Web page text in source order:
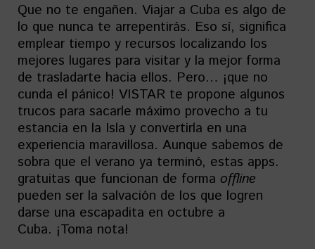
Que no te engañen. Viajar a Cuba es algo de
lo que nunca te arrepentirás. Eso sí, significa
emplear tiempo y recursos localizando los
mejores lugares para visitar y la mejor forma
de trasladarte hacia ellos. Pero… ¡que no
cunda el pánico! VISTAR te propone algunos
trucos para sacarle máximo provecho a tu
estancia en la Isla y convertirla en una
experiencia maravillosa. Aunque sabemos de
sobra que el verano ya terminó, estas apps.
gratuitas que funcionan de forma offline
pueden ser la salvación de los que logren
darse una escapadita en octubre a
Cuba. ¡Toma nota!